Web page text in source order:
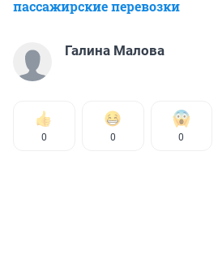
пассажирские перевозки
Галина Малова
0 0 0